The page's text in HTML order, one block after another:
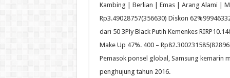
Kambing | Berlian | Emas | Arang Alami |
Rp3.49028757(356630) Diskon
dari 50 3Ply Black Putih Kemenkes
Make Up 47%. 400 –
Pemasok ponsel global, Samsung kemarin
penghujung tahun 2016.